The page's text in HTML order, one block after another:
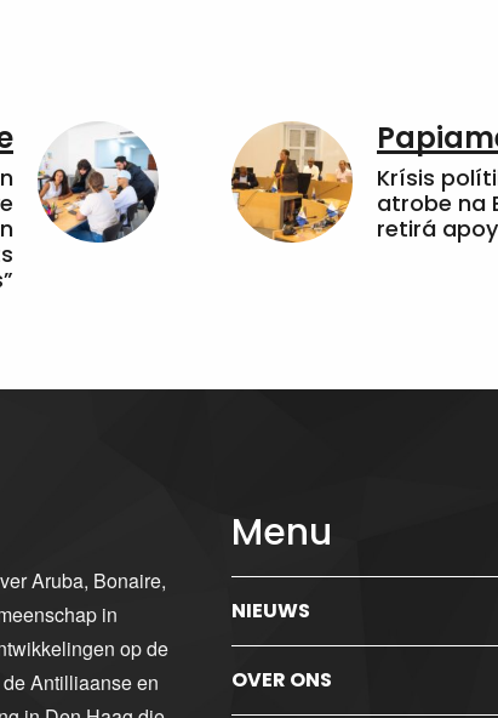
Krísis
atrobe na
retirá
Aruba, Bonaire,
in
op de
Antilliaanse en
Menu
NIEUWS
OVER ONS